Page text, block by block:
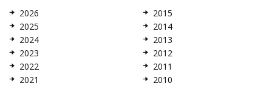
2026
2025
2024
2023
2022
2021
2015
2014
2013
2012
2011
2010